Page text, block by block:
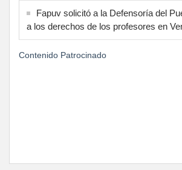
Fapuv solicitó a la Defensoría del
a los derechos de los profesores en
Contenido Patrocinado